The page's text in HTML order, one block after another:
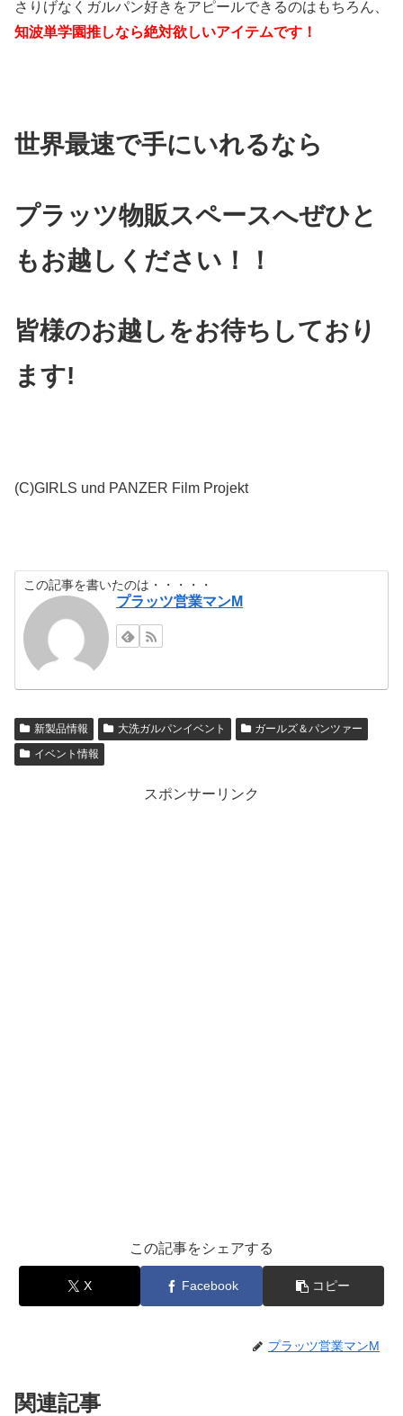
さりげなくガルパン好きをアピールできるのはもちろん、
知波単学園推しなら絶対欲しいアイテムです！
世界最速で手にいれるなら
プラッツ物販スペースへぜひと
もお越しください！！
皆様のお越しをお待ちしており
ます!
(C)GIRLS und PANZER Film Projekt
この記事を書いたのは・・・・・
プラッツ営業マンM
新製品情報 大洗ガルパンイベント
ガールズ＆パンツァー
イベント情報
スポンサーリンク
この記事をシェアする
X Facebook コピー
プラッツ営業マンM
関連記事